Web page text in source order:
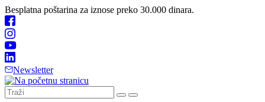
Besplatna poštarina za iznose preko 30.000 dinara.
Newsletter